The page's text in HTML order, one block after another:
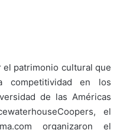
patrimonio cultural que
competitividad en los
de las Américas
el
organizaron el